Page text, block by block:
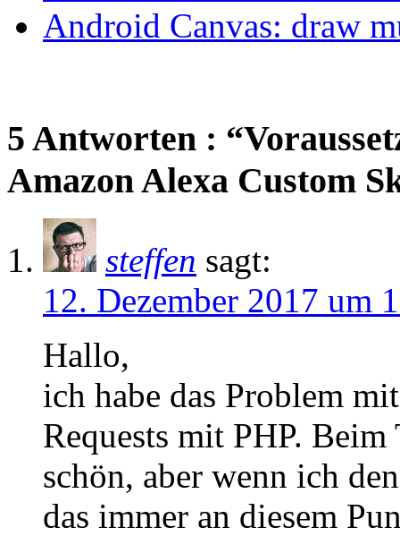
Android Canvas: draw
5 Antworten :
Amazon Alexa Custom
steffen sagt:
12. Dezember 2017 um
Hallo,
ich habe das Problem
Requests mit PHP.
schön, aber wenn ich
das immer an diesem